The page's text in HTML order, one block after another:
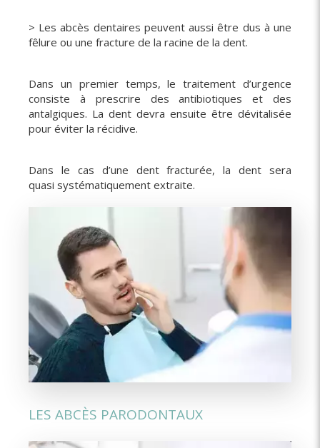
> Les abcès dentaires peuvent aussi être dus à une
fêlure ou une fracture de la racine de la dent.
Dans un premier temps, le traitement d’urgence
consiste à prescrire des antibiotiques et des
antalgiques. La dent devra ensuite être dévitalisée
pour éviter la récidive.
Dans le cas d’une dent fracturée, la dent sera
quasi systématiquement extraite.
LES ABCÈS PARODONTAUX